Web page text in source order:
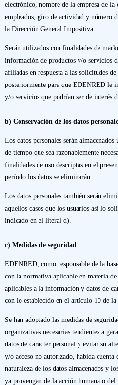
electrónico, nombre de la empresa de
empleados, giro de actividad y número
la Dirección General Impositiva.
Serán utilizados con finalidades de
información de productos y/o servicios
afiliadas en respuesta a las solicitudes
posteriormente para que EDENRED le
y/o servicios que podrían ser de interés
b) Conservación de los datos
Los datos personales serán
de tiempo que sea razonablemente
finalidades de uso descriptas en el
período los datos se eliminarán.
Los datos personales también serán
aquellos casos que los usuarios así lo
indicado en el literal d).
c) Medidas de seguridad
EDENRED, como responsable de la
con la normativa aplicable en materia de
aplicables a la información y datos de
con lo establecido en el artículo 10 de la
Se han adoptado las medidas de
organizativas necesarias tendientes a
datos de carácter personal y evitar su
y/o acceso no autorizado, habida cuenta
naturaleza de los datos almacenados y
ya provengan de la acción humana o